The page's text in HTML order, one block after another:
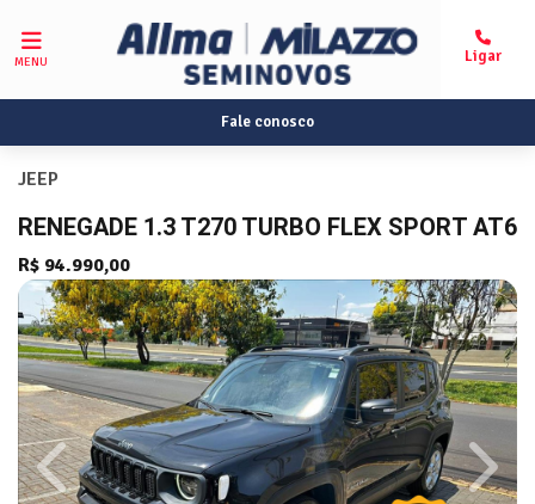
MENU
Fale conosco
JEEP
RENEGADE 1.3 T270 TURBO FLEX SPORT AT6
R$ 94.990,00
Previous Next